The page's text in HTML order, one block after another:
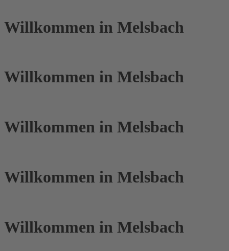
Willkommen in Melsbach
Willkommen in Melsbach
Willkommen in Melsbach
Willkommen in Melsbach
Willkommen in Melsbach